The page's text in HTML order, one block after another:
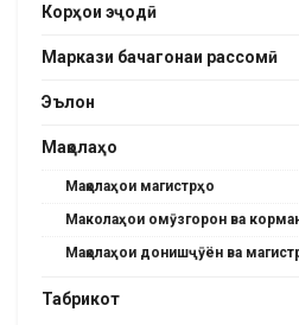
Корҳои эҷодӣ
Маркази бачагонаи рассомӣ
Эълон
Мақолаҳо
Мақолаҳои магистрҳо
Маколаҳои омӯзгорон ва
Мақолаҳои донишҷӯён ва
Табрикот